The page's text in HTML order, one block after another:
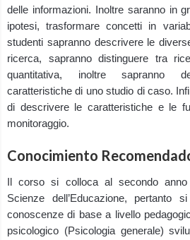
delle informazioni. Inoltre saranno in
ipotesi, trasformare concetti in
studenti sapranno descrivere le
ricerca, sapranno distinguere tra
quantitativa, inoltre sapranno
caratteristiche di uno studio di caso.
di descrivere le caratteristiche e le
monitoraggio.
Conocimiento
Il corso si colloca al secondo
Scienze dell’Educazione, pertanto
conoscenze di base a livello
psicologico (Psicologia generale)